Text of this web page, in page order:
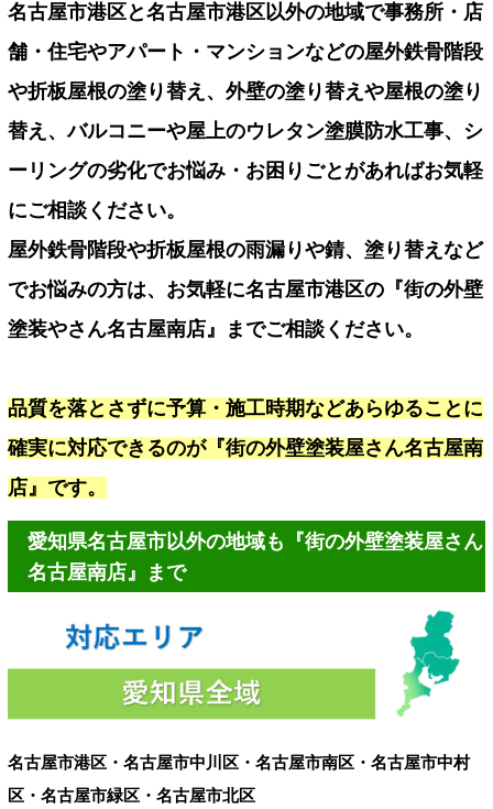
名古屋市港区と名古屋市港区以外の地域で事務所・店
舗・住宅やアパート・マンションなどの屋外鉄骨階段
や折板屋根の塗り替え、外壁の塗り替えや屋根の塗り
替え、バルコニーや屋上のウレタン塗膜防水工事、シ
ーリングの劣化でお悩み・お困りごとがあればお気軽
にご相談ください。
屋外鉄骨階段や折板屋根の雨漏りや錆、塗り替えなど
でお悩みの方は、お気軽に名古屋市港区の『街の外壁
塗装やさん名古屋南店』までご相談ください。
品質を落とさずに予算・施工時期などあらゆることに
確実に対応できるのが『街の外壁塗装屋さん名古屋南
店』です。
愛知県名古屋市以外の地域も『街の外壁塗装屋さん
名古屋南店』まで
名古屋市港区・名古屋市中川区・名古屋市南区・名古屋市中村
区・名古屋市緑区・名古屋市北区